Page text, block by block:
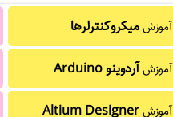
آموزشمیکروکنترلرها
آموزشآردوینو Arduino
آموزشAltium Designer